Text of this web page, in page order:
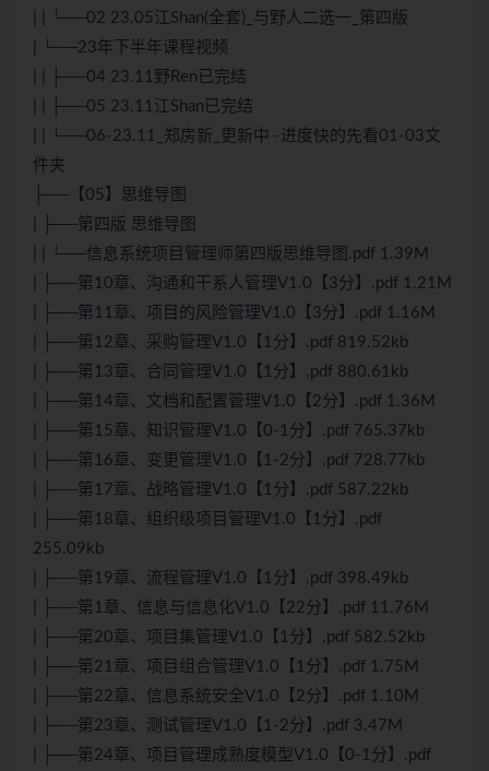
| | └──02 23.05江Shan(全套)_与野人二选一_第四版
| └──23年下半年课程视频
| | ├──04 23.11野Ren已完结
| | ├──05 23.11江Shan已完结
| | └──06-23.11_郑房新_更新中 -进度快的先看01-03文
件夹
├──【05】思维导图
| ├──第四版 思维导图
| | └──信息系统项目管理师第四版思维导图.pdf 1.39M
| ├──第10章、沟通和干系人管理V1.0【3分】.pdf 1.21M
| ├──第11章、项目的风险管理V1.0【3分】.pdf 1.16M
| ├──第12章、采购管理V1.0【1分】.pdf 819.52kb
| ├──第13章、合同管理V1.0【1分】.pdf 880.61kb
| ├──第14章、文档和配置管理V1.0【2分】.pdf 1.36M
| ├──第15章、知识管理V1.0【0-1分】.pdf 765.37kb
| ├──第16章、变更管理V1.0【1-2分】.pdf 728.77kb
| ├──第17章、战略管理V1.0【1分】.pdf 587.22kb
| ├──第18章、组织级项目管理V1.0【1分】.pdf
255.09kb
| ├──第19章、流程管理V1.0【1分】.pdf 398.49kb
| ├──第1章、信息与信息化V1.0【22分】.pdf 11.76M
| ├──第20章、项目集管理V1.0【1分】.pdf 582.52kb
| ├──第21章、项目组合管理V1.0【1分】.pdf 1.75M
| ├──第22章、信息系统安全V1.0【2分】.pdf 1.10M
| ├──第23章、测试管理V1.0【1-2分】.pdf 3.47M
| ├──第24章、项目管理成熟度模型V1.0【0-1分】.pdf